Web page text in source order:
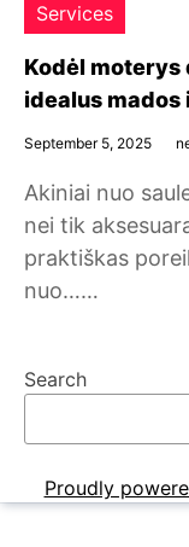
Services
Kodėl moterys
idealus
September 5, 2025
Akiniai nuo
nei tik
praktiškas
nuo……
Search
Proudly